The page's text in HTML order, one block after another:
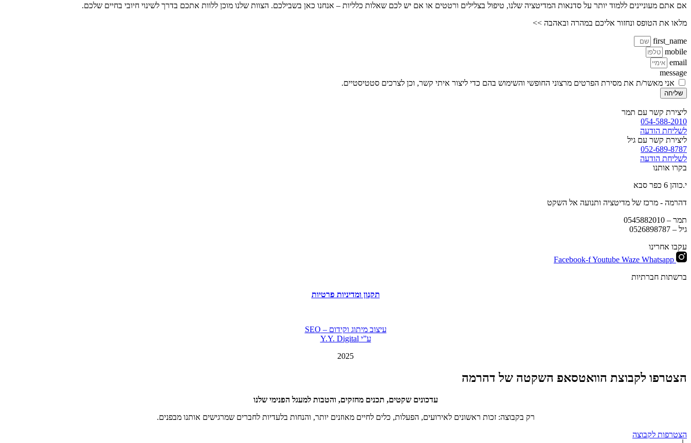
אם אתם מעוניינים ללמוד יותר על סדנאות המדיטציה שלנו, טיפול בצלילים ורטטים או אם יש לכם שאלות כלליות – אנחנו כאן בשבילכם. הצוות שלנו מוכן ללוות אתכם בדרך לשינוי חיובי בחיים שלכם.
מלאו את הטופס ונחזור אליכם במהרה ובאהבה >>
first_name
mobile
email
message
אני מאשר/ת את מסירת הפרטים מרצוני החופשי והשימוש בהם כדי ליצור איתי קשר, וכן לצרכים סטטיסטיים.
שליחה
ליצירת קשר עם תמר
054-588-2010
לשליחת הודעה
ליצירת קשר עם גיל
052-689-8787
לשליחת הודעה
בקרו אותנו
י.כוהן 6 כפר סבא
דהרמה - מרכז של מדיטציה ותנועה אל השקט
תמר – 0545882010
גיל – 0526898787
עקבו אחרינו
Facebook-fYoutube Waze Whatsapp
ברשתות חברתיות
תקנון ומדיניות פרטיות
עיצוב מיתוג וקידום – SEO
ע”י Y.Y. Digital
2025
הצטרפו לקבוצת הוואטסאפ השקטה של דהרמה
עדכונים שקטים, תכנים מחזקים, והטבות למעגל הפנימי שלנו
רק בקבוצה: זכות ראשונים לאירועים, הפעלות, כלים לחיים מאוזנים יותר, והנחות בלעדיות לחברים שמרגישים אותנו מבפנים.
הצטרפות לקבוצה